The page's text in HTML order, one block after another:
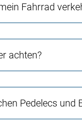
Fahrrad
achten?
Pedelecs und